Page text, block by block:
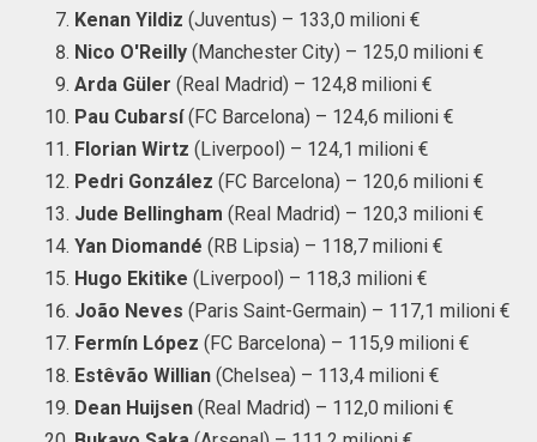
Kenan Yildiz (Juventus) – 133,0 milioni €
Nico O'Reilly (Manchester City) – 125,0 milioni €
Arda Güler (Real Madrid) – 124,8 milioni €
Pau Cubarsí(FC Barcelona) – 124,6 milioni €
Florian Wirtz (Liverpool) – 124,1 milioni €
Pedri González (FC Barcelona) – 120,6 milioni €
Jude Bellingham (Real Madrid) – 120,3 milioni €
Yan Diomandé (RB Lipsia) – 118,7 milioni €
Hugo Ekitike (Liverpool) – 118,3 milioni €
João Neves (Paris Saint-Germain) – 117,1 milioni €
Fermín López (FC Barcelona) – 115,9 milioni €
Estêvão Willian (Chelsea) – 113,4 milioni €
Dean Huijsen (Real Madrid) – 112,0 milioni €